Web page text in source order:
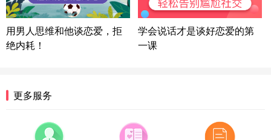
陕西-西安 139****6283
3分钟前
情感方案
浙江-宁波 150****8921
福建-厦门 159****4462
53分钟前
用男人思维和他谈恋爱，拒
绝内耗！
学会说话才是谈好恋爱的第
一课
更多服务